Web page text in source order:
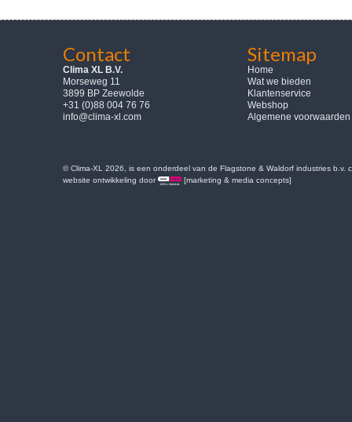
Contact
Clima XL B.V.
Morseweg 11
3899 BP Zeewolde
+31 (0)88 004 76 76
info@clima-xl.com
Sitemap
Home
Wat we bieden
Klantenservice
Webshop
Algemene voorwaarden
© Clima-XL 2026, is een onderdeel van de Flagstone & Waldorf industries b.v.
website ontwikkeling door
[marketing & media concepts]